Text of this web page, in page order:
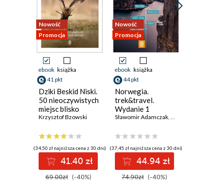
Nowość
Promocja
ebook książka
41 pkt
Dziki Beskid Niski.
50 nieoczywistych
miejsc blisko
natury
Krzysztof Bzowski
(34,50 zł najniższa cena z 30 dni)
41.40 zł
69.00zł (-40%)
Nowość
Promocja
ebook książka
44 pkt
Norwegia.
trek&travel.
Wydanie 1
Sławomir Adamczak, Olgierd Adamczak
(37,45 zł najniższa cena z 30 dni)
44.94 zł
74.90zł (-40%)